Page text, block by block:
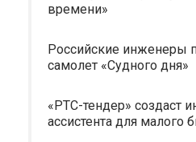
времени»
Российские инженеры
самолет «Судного дня»
«РТС-тендер» создаст
ассистента для малого